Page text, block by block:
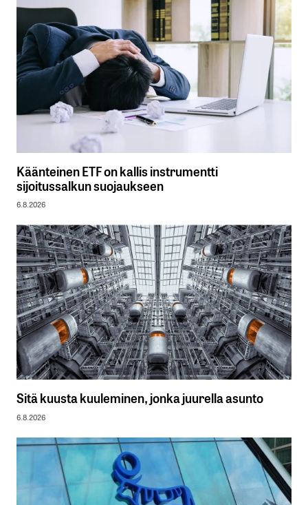
Käänteinen ETF on kallis instrumentti
sijoitussalkun suojaukseen
6.8.2026
Sitä kuusta kuuleminen, jonka juurella asunto
6.8.2026